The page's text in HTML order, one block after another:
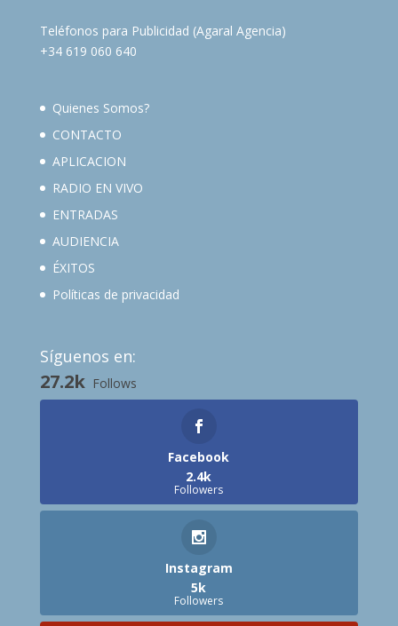
Teléfonos para Publicidad (Agaral Agencia)
+34 619 060 640
Quienes Somos?
CONTACTO
APLICACION
RADIO EN VIVO
ENTRADAS
AUDIENCIA
ÉXITOS
Políticas de privacidad
Síguenos en:
27.2k Follows
Facebook
2.4k
Followers
Instagram
5k
Followers